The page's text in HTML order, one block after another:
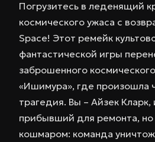
Погрузитесь в леденящий
космического ужаса с
Space! Этот ремейк
фантастической игры
заброшенного
«Ишимура», где произошла
трагедия. Вы – Айзек
прибывший для ремонта, но
кошмаром: команда